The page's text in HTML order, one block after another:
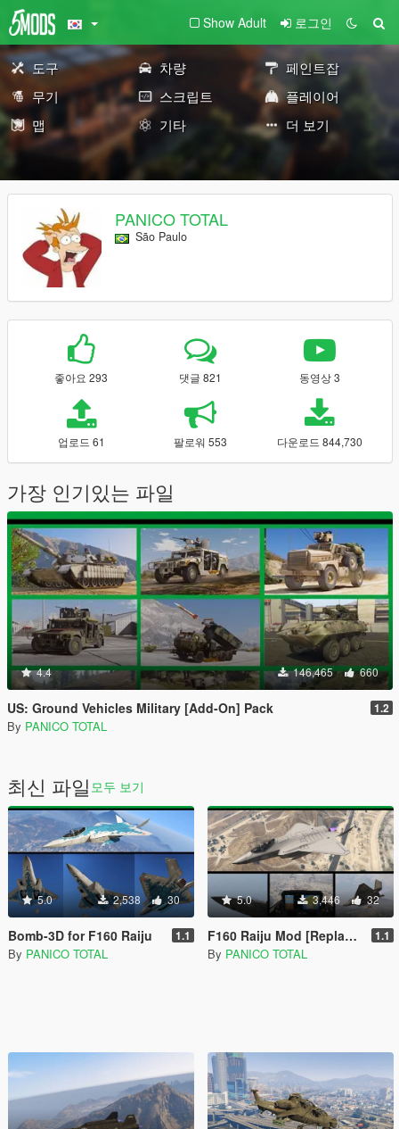
Show Adult 로그인
도구 차량
페인트잡
무기
스크립트
플레이어
맵
기타 더 보기
PANICO TOTAL
São Paulo
좋아요 293 댓글 821 동영상 3
업로드 61 팔로워 553 다운로드 844,730
가장 인기있는 파일
4.4 146,465 660
US: Ground Vehicles Military [Add-On] Pack 1.2
By PANICO TOTAL
최신 파일 모두 보기
5.0 2,538 30
Bomb-3D for F160 Raiju 1.1
By PANICO TOTAL
5.0 3,446 32
F160 Raiju Mod [Replace] 1.1
By PANICO TOTAL